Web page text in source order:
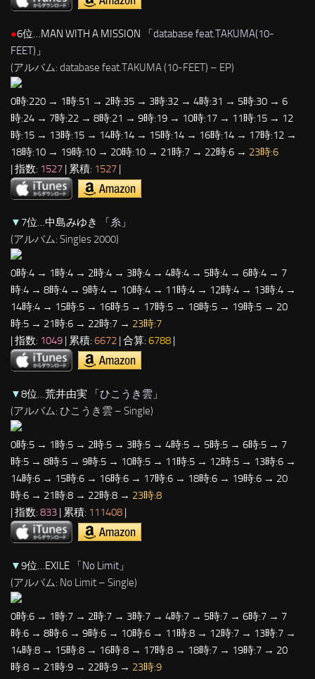
●6位…MAN WITH A MISSION 「 database feat.TAKUMA(10-
FEET) 」
(アルバム: database feat.TAKUMA (10-FEET) – EP)
0時:220 → 1時:51 → 2時:35 → 3時:32 → 4時:31 → 5時:30 → 6
時:24 → 7時:22 → 8時:21 → 9時:19 → 10時:17 → 11時:15 → 12
時:15 → 13時:15 → 14時:14 → 15時:14 → 16時:14 → 17時:12 →
18時:10 → 19時:10 → 20時:10 → 21時:7 → 22時:6 → 23時:6
| 指数: 1527 | 累積: 1527
▼ 7位…中島みゆき 「糸 」
(アルバム: Singles 2000)
0時:4 → 1時:4 → 2時:4 → 3時:4 → 4時:4 → 5時:4 → 6時:4 → 7
時:4 → 8時:4 → 9時:4 → 10時:4 → 11時:4 → 12時:4 → 13時:4 →
14時:4 → 15時:5 → 16時:5 → 17時:5 → 18時:5 → 19時:5 → 20
時:5 → 21時:6 → 22時:7 → 23時:7
| 指数: 1049 | 累積: 6672 | 合算: 6788 |
▼8位…荒井由実 「ひこうき雲 」
(アルバム: ひこうき雲 – Single)
0時:5 → 1時:5 → 2時:5 → 3時:5 → 4時:5 → 5時:5 → 6時:5 → 7
時:5 → 8時:5 → 9時:5 → 10時:5 → 11時:5 → 12時:5 → 13時:6 →
14時:6 → 15時:6 → 16時:6 → 17時:6 → 18時:6 → 19時:6 → 20
時:6 → 21時:8 → 22時:8 → 23時:8
| 指数: 833 | 累積: 111408 |
▼9位…EXILE 「No Limit 」
(アルバム: No Limit – Single)
0時:6 → 1時:7 → 2時:7 → 3時:7 → 4時:7 → 5時:7 → 6時:7 → 7
時:6 → 8時:6 → 9時:6 → 10時:6 → 11時:8 → 12時:7 → 13時:7 →
14時:8 → 15時:8 → 16時:8 → 17時:8 → 18時:7 → 19時:7 → 20
時:8 → 21時:9 → 22時:9 → 23時:9